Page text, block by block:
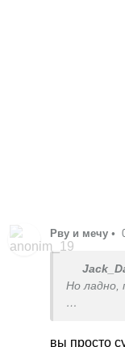
Рву и мечу •
Но ладно,
вы просто